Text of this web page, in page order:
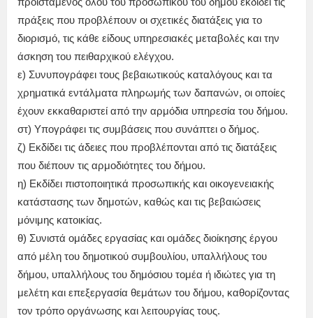
πράξεις που προβλέπουν οι σχετικές διατάξεις για το
διορισμό, τις κάθε είδους υπηρεσιακές μεταβολές και την
άσκηση του πειθαρχικού ελέγχου.
ε) Συνυπογράφει τους βεβαιωτικούς καταλόγους και τα
χρηματικά εντάλματα πληρωμής των δαπανών, οι οποίες
έχουν εκκαθαριστεί από την αρμόδια υπηρεσία του δήμου.
στ) Υπογράφει τις συμβάσεις που συνάπτει ο δήμος.
ζ) Εκδίδει τις άδειες που προβλέπονται από τις διατάξεις
που διέπουν τις αρμοδιότητες του δήμου.
η) Εκδίδει πιστοποιητικά προσωπικής και οικογενειακής
κατάστασης των δημοτών, καθώς και τις βεβαιώσεις
μόνιμης κατοικίας.
θ) Συνιστά ομάδες εργασίας και ομάδες διοίκησης έργου
από μέλη του δημοτικού συμβουλίου, υπαλλήλους του
δήμου, υπαλλήλους του δημόσιου τομέα ή ιδιώτες για τη
μελέτη και επεξεργασία θεμάτων του δήμου, καθορίζοντας
τον τρόπο οργάνωσης και λειτουργίας τους.